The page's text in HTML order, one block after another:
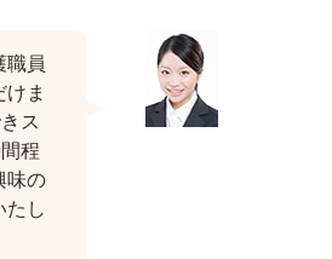
職員
ま
ス
程
味の
たし